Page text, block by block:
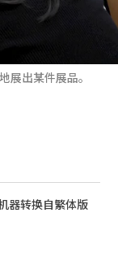
展出某件展品。
器转换自繁体版